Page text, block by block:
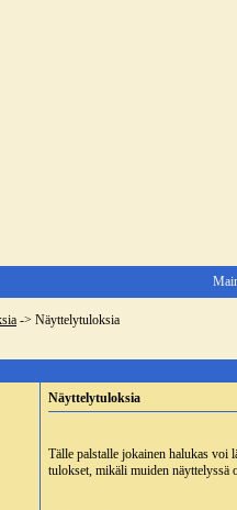
-> Näyttelytuloksia
Näyttelytuloksia
Tälle palstalle jokainen halukas voi
tulokset, mikäli muiden näyttelyssä